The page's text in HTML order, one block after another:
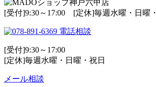
[受付]9:30～17:00 [定休]毎週水曜・日曜
電話相談
[受付]9:30～17:00
[定休]毎週水曜・日曜・祝日
メール相談